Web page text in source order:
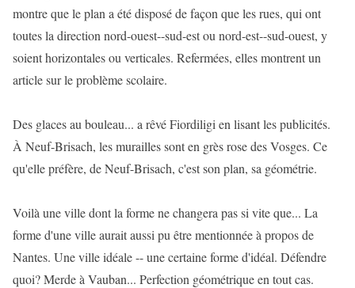
montre que le plan a été disposé de façon que les rues, qui ont
toutes la direction nord-ouest--sud-est ou nord-est--sud-ouest, y
soient horizontales ou verticales. Refermées, elles montrent un
article sur le problème scolaire.
Des glaces au bouleau... a rêvé Fiordiligi en lisant les publicités.
À Neuf-Brisach, les murailles sont en grès rose des Vosges. Ce
qu'elle préfère, de Neuf-Brisach, c'est son plan, sa géométrie.
Voilà une ville dont la forme ne changera pas si vite que... La
forme d'une ville aurait aussi pu être mentionnée à propos de
Nantes. Une ville idéale -- une certaine forme d'idéal. Défendre
quoi? Merde à Vauban... Perfection géométrique en tout cas.